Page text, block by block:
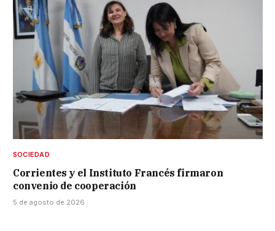
SOCIEDAD
Corrientes y el Instituto Francés firmaron
convenio de cooperación
5 de agosto de 2026